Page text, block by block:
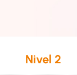
Nivel 2